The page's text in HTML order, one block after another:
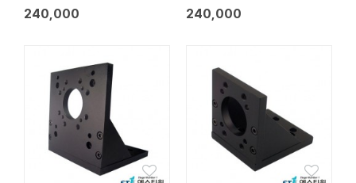
240,000
240,000